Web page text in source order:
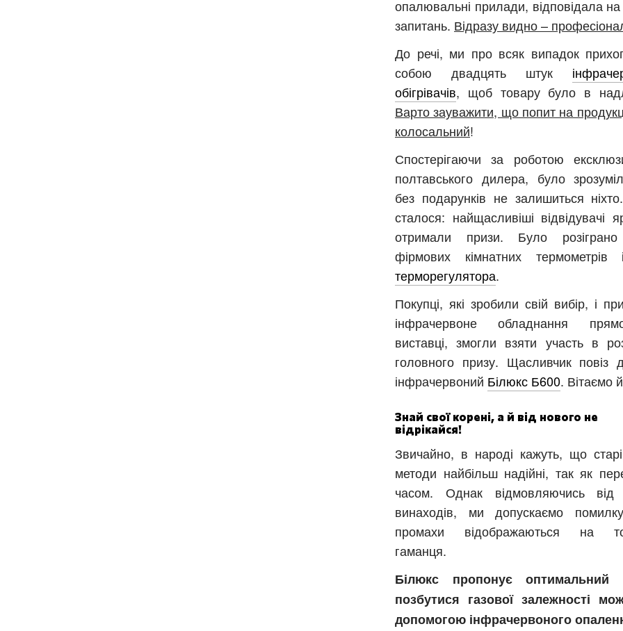
опалювальні прилади, відповідала на
запитань. Відразу видно –
До речі, ми про всяк випадок
собою двадцять штук
обігрівачів, щоб товару було в
Варто зауважити, що попит на
колосальний!
Спостерігаючи за роботою
полтавського дилера, було
без подарунків не залишиться
сталося: найщасливіші відвідувачі
отримали призи. Було розіграно
фірмових кімнатних
терморегулятора.
Покупці, які зробили свій вибір, і
інфрачервоне обладнання
виставці, змогли взяти участь в
головного призу. Щасливчик повіз
інфрачервоний Білюкс Б600. Вітаємо
Знай свої корені, а й від нового не
відрікайся!
Звичайно, в народі кажуть, що
методи найбільш надійні, так як
часом. Однак відмовляючись від
винаходів, ми допускаємо
промахи відображаються на
гаманця.
Білюкс пропонує оптимальний
позбутися газової залежності
допомогою інфрачервоного